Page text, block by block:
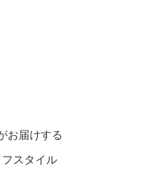
お届けする
スタイル